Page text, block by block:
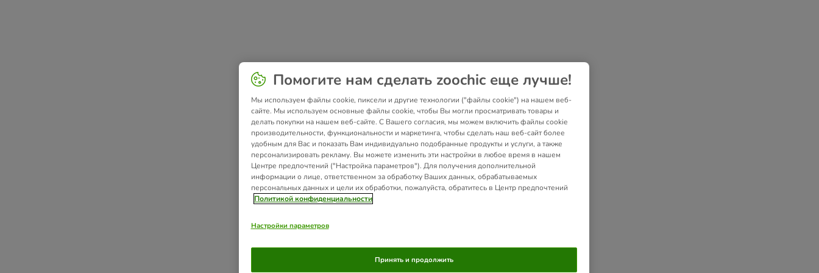
Помогите нам сделать zoochic еще лучше!
Мы используем файлы cookie, пиксели и другие технологии ("файлы cookie") на нашем веб-
сайте. Мы используем основные файлы cookie, чтобы Вы могли просматривать товары и
делать покупки на нашем веб-сайте. С Вашего согласия, мы можем включить файлы cookie
производительности, функциональности и маркетинга, чтобы сделать наш веб-сайт более
удобным для Вас и показать Вам индивидуально подобранные продукты и услуги, а также
персонализировать рекламу. Вы можете изменить эти настройки в любое время в нашем
Центре предпочтений ("Настройка параметров"). Для получения дополнительной
информации о лице, ответственном за обработку Ваших данных, обрабатываемых
персональных данных и цели их обработки, пожалуйста, обратитесь в Центр предпочтений
Политикой конфиденциальности
Настройки параметров
Принять и продолжить